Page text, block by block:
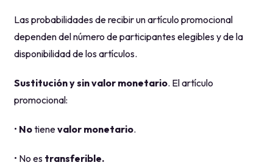
Las probabilidades de recibir un artículo promocional
dependen del número de participantes elegibles y de la
disponibilidad de los artículos.
Sustitución y sin valor monetario. El artículo
promocional:
• Notienevalor monetario.
• No estransferible.